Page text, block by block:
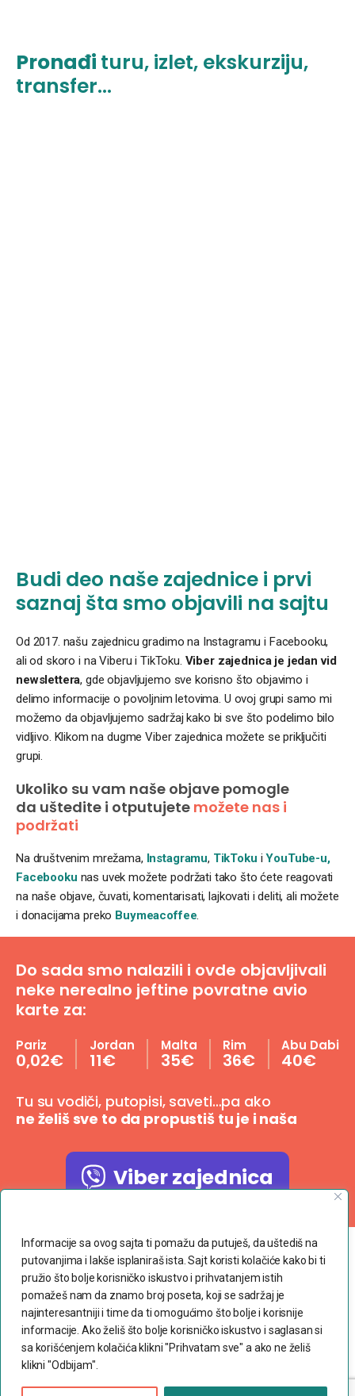
Informacije sa ovog sajta ti pomažu da putuješ, da uštediš na
putovanjima i lakše isplaniraš ista. Sajt koristi kolačiće kako bi ti
pružio što bolje korisničko iskustvo i prihvatanjem istih
pomažeš nam da znamo broj poseta, koji se sadržaj je
najinteresantniji i time da ti omogućimo što bolje i korisnije
informacije. Ako želiš što bolje korisničko iskustvo i saglasan si
sa korišćenjem kolačića klikni "Prihvatam sve" a ako ne želiš
klikni "Odbijam".
Pronađi turu, izlet, ekskurziju,
transfer...
Budi deo naše zajednice i prvi
saznaj šta smo objavili na sajtu
Od 2017. našu zajednicu gradimo na Instagramu i Facebooku,
ali od skoro i na Viberu i TikToku. Viber zajednica je jedan vid
newslettera, gde objavljujemo sve korisno što objavimo i
delimo informacije o povoljnim letovima. U ovoj grupi samo mi
možemo da objavljujemo sadržaj kako bi sve što podelimo bilo
vidljivo. Klikom na dugme Viber zajednica možete se priključiti
grupi.
Ukoliko su vam naše objave pomogle
da uštedite i otputujete možete nas i
podržati
Na društvenim mrežama, Instagramu, TikToku iYouTube-u,
Facebooku nas uvek možete podržati tako što ćete reagovati
na naše objave, čuvati, komentarisati, lajkovati i deliti, ali možete
i donacijama preko Buymeacoffee.
Do sada smo nalazili i ovde objavljivali
neke nerealno jeftine povratne avio
karte za:
Pariz
0,02€
Jordan
11€
Malta
35€
Rim
36€
Abu Dabi
40€
Tu su vodiči, putopisi, saveti…pa ako
ne želiš sve to da propustiš tu je i naša
Viber zajednica
Copyright © 2023 dvaranca.com
Povoljne avio karte
Uslovi korišćenja